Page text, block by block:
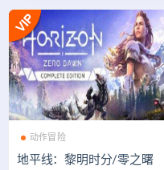
动作冒险
地平线：黎明时分/零之曙